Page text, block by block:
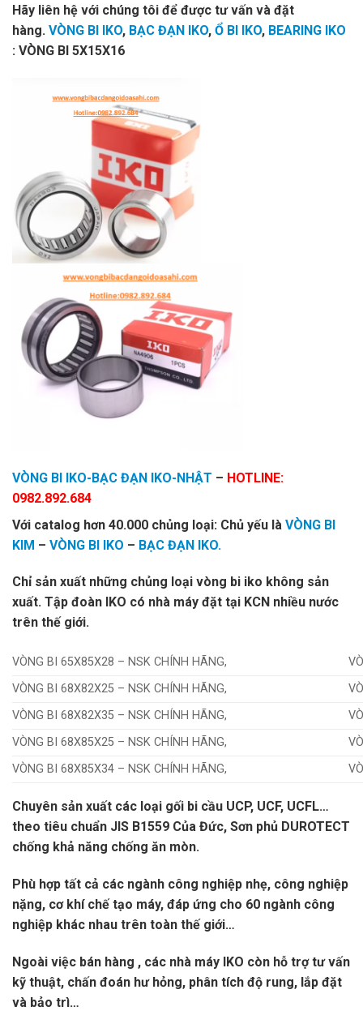
Hãy liên hệ với chúng tôi để được tư vấn và đặt
hàng. VÒNG BI IKO, BẠC ĐẠN IKO, Ổ BI IKO, BEARING IKO
: VÒNG BI 5X15X16
VÒNG BI IKO-BẠC ĐẠN IKO-NHẬT – HOTLINE:
0982.892.684
Với catalog hơn 40.000 chủng loại: Chủ yếu là VÒNG BI
KIM – VÒNG BI IKO – BẠC ĐẠN IKO.
Chỉ sản xuất những chủng loại vòng bi iko không sản
xuất. Tập đoàn IKO có nhà máy đặt tại KCN nhiều nước
trên thế giới.
VÒNG BI 65X85X28 – NSK CHÍNH HÃNG,
VÒNG BI 68X82X25 – NSK CHÍNH HÃNG,
VÒNG BI 68X82X35 – NSK CHÍNH HÃNG,
VÒNG BI 68X85X25 – NSK CHÍNH HÃNG,
VÒNG BI 68X85X34 – NSK CHÍNH HÃNG,
Chuyên sản xuất các loại gối bi cầu UCP, UCF, UCFL…
theo tiêu chuẩn JIS B1559 Của Đức, Sơn phủ DUROTECT
chống khả năng chống ăn mòn.
Phù hợp tất cả các ngành công nghiệp nhẹ, công nghiệp
nặng, cơ khí chế tạo máy, đáp ứng cho 60 ngành công
nghiệp khác nhau trên toàn thế giới…
Ngoài việc bán hàng , các nhà máy IKO còn hỗ trợ tư vấn
kỹ thuật, chấn đoán hư hỏng, phân tích độ rung, lắp đặt
và bảo trì…